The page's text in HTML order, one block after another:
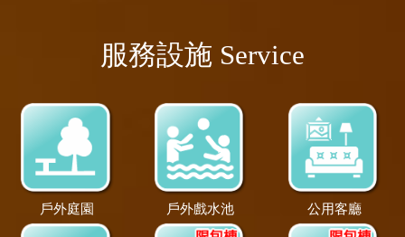
服務設施 Service
戶外庭園 戶外戲水池 公用客廳